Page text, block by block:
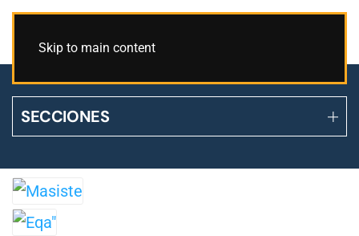
Skip to main content
SECCIONES